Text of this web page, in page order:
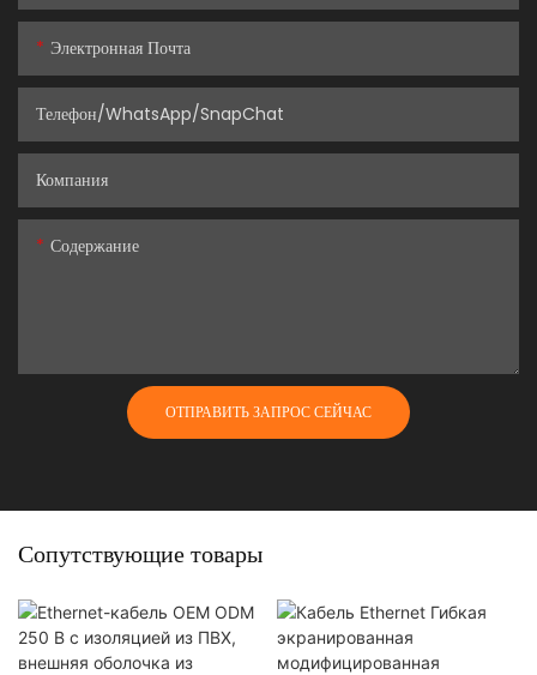
Электронная Почта
Телефон/WhatsApp/SnapChat
Компания
Содержание
ОТПРАВИТЬ ЗАПРОС СЕЙЧАС
Сопутствующие товары